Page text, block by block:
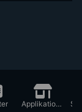
Applikationer